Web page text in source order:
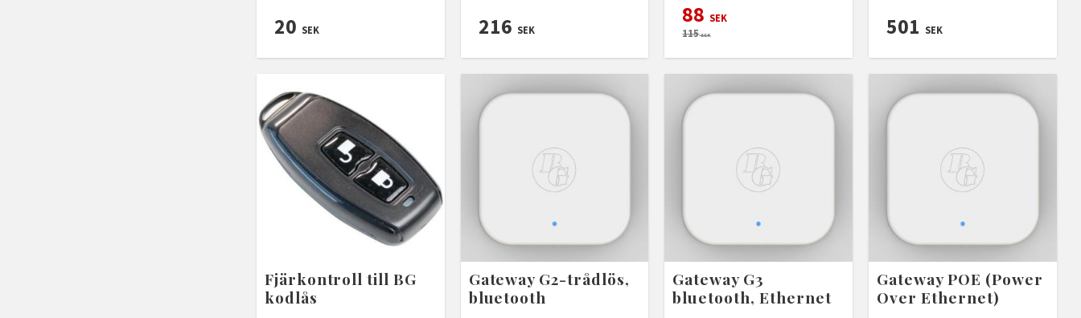
20 SEK 216 SEK
88 SEK
115SEK 501 SEK
Fjärkontroll till BG
kodlås
Gateway G2-trådlös,
bluetooth
Gateway G3
bluetooth, Ethernet
Gateway POE (Power
Over Ethernet)